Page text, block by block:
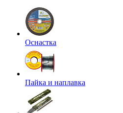
Оснастка
Пайка и наплавка